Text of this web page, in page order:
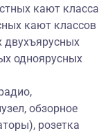
кают класса
кают классов
двухъярусных
одноярусных
обзорное
розетка